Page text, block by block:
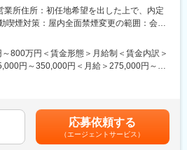
イルです。
極取得を掲げています。
り、今年のGWは、30日・１日も休業日と
約35名ほどが在籍。
～5名のグループを編成し、全国で営業活
機器の設置・保守に活かせます。PACS（医
やCT・MRIなどの高度な機器を扱い、病
などで撮影したデジタルデータを保存・管
理機器、医療画像ネットワークシステムの
業所住所：初任地希望を出した上で、内定
喫煙対策：屋内全面禁煙変更の範囲：会社
800万円＜賃金形態＞月給制＜賃金内訳＞
円～350,000円＜月給＞275,000円～
経験11年、手当含)：月給37万円賃金はあく
り、選考を通じて上下する可能性がありま
当を含めた表記です。
応募依頼する
（エージェントサービス）